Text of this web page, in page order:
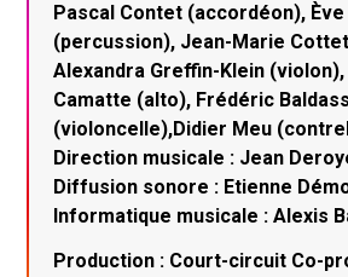
Pascal Contet (accordéon), Ève
(percussion), Jean-Marie
Alexandra Greffin-Klein
Camatte (alto), Frédéric
(violoncelle),Didier Meu
Direction musicale : Jean
Diffusion sonore : Etienne
Informatique musicale : Alexis
Production : Court-circuit Co-